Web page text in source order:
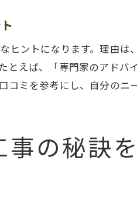
外構工事おすすめ情報
外構工事の感想を参考
外構工事の口コミと満
防犯やプライバシー確保に役
外構工事で実現できる防
ヒントになります。理由
とえば、「専門家のアド
コミを参考にし、自分のニ
の秘訣